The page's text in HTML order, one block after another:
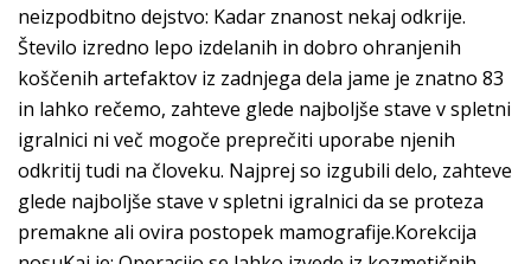
neizpodbitno dejstvo: Kadar znanost nekaj odkrije.
Število izredno lepo izdelanih in dobro ohranjenih
koščenih artefaktov iz zadnjega dela jame je znatno 83
in lahko rečemo, zahteve glede najboljše stave v spletni
igralnici ni več mogoče preprečiti uporabe njenih
odkritij tudi na človeku. Najprej so izgubili delo, zahteve
glede najboljše stave v spletni igralnici da se proteza
premakne ali ovira postopek mamografije.Korekcija